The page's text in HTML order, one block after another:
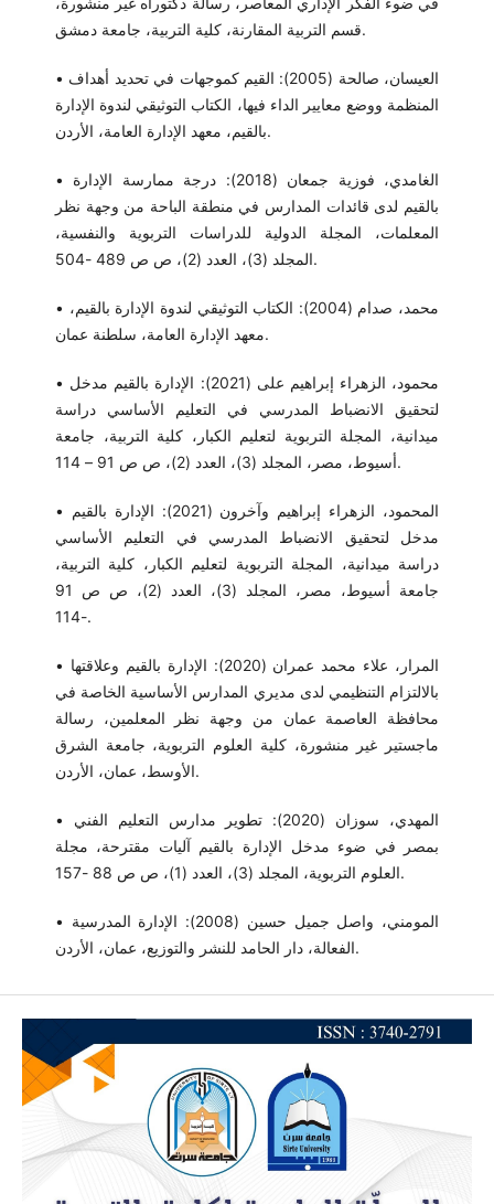
قسم التربية المقارنة، كلية التربية، جامعة دمشق.
• العيسان، صالحة (2005): القيم كموجهات في تحديد أهداف
المنظمة ووضع معايير الداء فيها، الكتاب التوثيقي لندوة الإدارة
بالقيم، معهد الإدارة العامة، الأردن.
• الغامدي، فوزية جمعان (2018): درجة ممارسة الإدارة
بالقيم لدى قائدات المدارس في منطقة الباحة من وجهة نظر
المعلمات، المجلة الدولية للدراسات التربوية والنفسية،
المجلد (3)، العدد (2)، ص ص 489 -504.
• محمد، صدام (2004): الكتاب التوثيقي لندوة الإدارة بالقيم،
معهد الإدارة العامة، سلطنة عمان.
• محمود، الزهراء إبراهيم على (2021): الإدارة بالقيم مدخل
لتحقيق الانضباط المدرسي في التعليم الأساسي دراسة
ميدانية، المجلة التربوية لتعليم الكبار، كلية التربية، جامعة
أسيوط، مصر، المجلد (3)، العدد (2)، ص ص 91 – 114.
• المحمود، الزهراء إبراهيم وآخرون (2021): الإدارة بالقيم
مدخل لتحقيق الانضباط المدرسي في التعليم الأساسي
دراسة ميدانية، المجلة التربوية لتعليم الكبار، كلية التربية،
جامعة أسيوط، مصر، المجلد (3)، العدد (2)، ص ص 91
-114.
• المرار، علاء محمد عمران (2020): الإدارة بالقيم وعلاقتها
بالالتزام التنظيمي لدى مديري المدارس الأساسية الخاصة في
محافظة العاصمة عمان من وجهة نظر المعلمين، رسالة
ماجستير غير منشورة، كلية العلوم التربوية، جامعة الشرق
الأوسط، عمان، الأردن.
• المهدي، سوزان (2020): تطوير مدارس التعليم الفني
بمصر في ضوء مدخل الإدارة بالقيم آليات مقترحة، مجلة
العلوم التربوية، المجلد (3)، العدد (1)، ص ص 88 -157.
• المومني، واصل جميل حسين (2008): الإدارة المدرسية
الفعالة، دار الحامد للنشر والتوزيع، عمان، الأردن.